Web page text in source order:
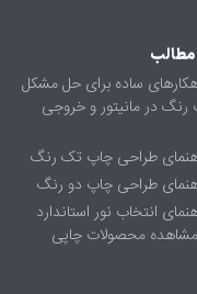
مطالب
ساده برای حل مشکل
رنگ در مانیتور و خروجی
طراحی چاپ تک رنگ
طراحی چاپ دو رنگ
انتخاب نور استاندارد
محصولات چاپی